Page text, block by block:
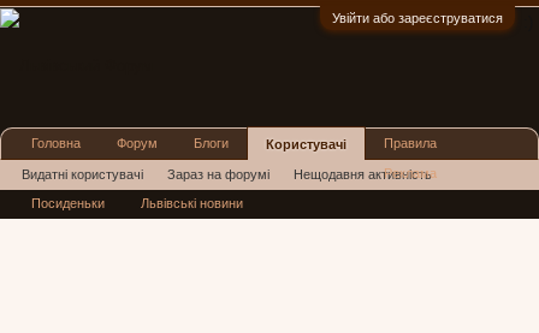
Увійти або зареєструватися
Головна Форум Блоги Користувачі
Видатні користувачі Зараз на форумі Нещодавня активність
Нові повідомлення профілю
Правила
Реклама
Посиденьки Львівські новини